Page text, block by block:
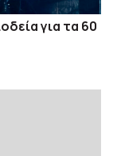
για τα 60